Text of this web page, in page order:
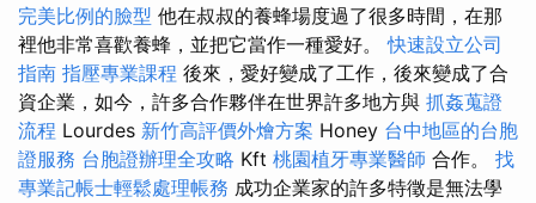
完美比例的臉型 他在叔叔的養蜂場度過了很多時間，在那
裡他非常喜歡養蜂，並把它當作一種愛好。快速設立公司
指南 指壓專業課程 後來，愛好變成了工作，後來變成了合
資企業，如今，許多合作夥伴在世界許多地方與 抓姦蒐證
流程 Lourdes 新竹高評價外燴方案 Honey 台中地區的台胞
證服務 台胞證辦理全攻略 Kft 桃園植牙專業醫師 合作。 找
專業記帳士輕鬆處理帳務 成功企業家的許多特徵是無法學